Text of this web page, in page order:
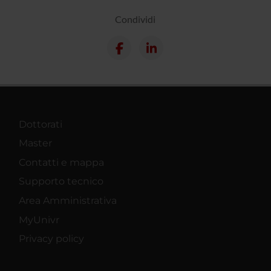
Condividi
Dottorati
Master
Contatti e mappa
Supporto tecnico
Area Amministrativa
MyUnivr
Privacy policy